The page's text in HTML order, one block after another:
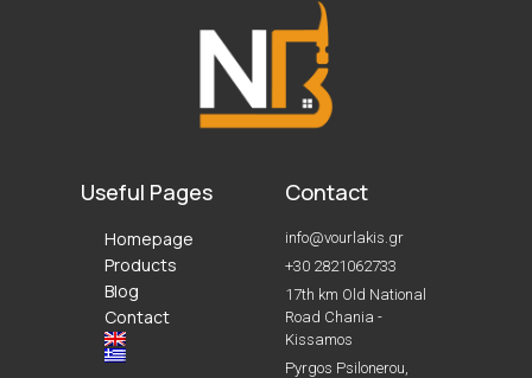
Useful Pages
Homepage
Products
Blog
Contact
Contact
info@vourlakis.gr
+30 2821062733
17th km Old National
Road Chania -
Kissamos
Pyrgos Psilonerou,